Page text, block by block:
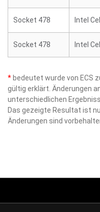
Socket 478 Intel
Socket 478 Intel
* bedeutet wurde von ECS
gültig erklärt. Änderungen
unterschiedlichen
Das gezeigte Resultat ist
Änderungen sind